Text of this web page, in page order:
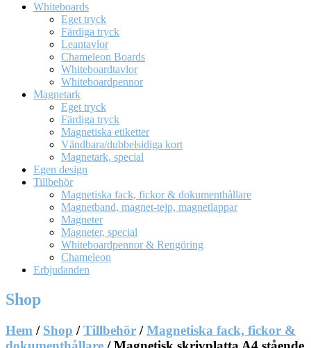
Whiteboards
Eget tryck
Färdiga tryck
Leantavlor
Chameleon Boards
Whiteboardtavlor
Whiteboardpennor
Magnetark
Eget tryck
Färdiga tryck
Magnetiska etiketter
Vändbara/dubbelsidiga kort
Magnetark, special
Egen design
Tillbehör
Magnetiska fack, fickor & dokumenthållare
Magnetband, magnet-tejp, magnetlappar
Magneter
Magneter, special
Whiteboardpennor & Rengöring
Chameleon
Erbjudanden
Shop
Hem / Shop /Tillbehör /Magnetiska fack, fickor &